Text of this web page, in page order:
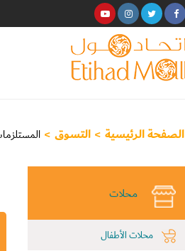
الصفحة الرئيسية > التسوق >
محلات
محلات الأطفال